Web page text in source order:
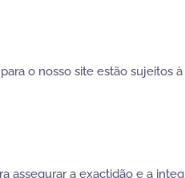
o nosso site estão sujeitos
assegurar a exactidão e a